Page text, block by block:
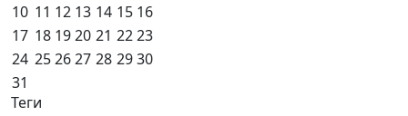
10 11 12 13 14 15 16
17 18 1920 21 2223
24 252627 28 2930
31
Теги